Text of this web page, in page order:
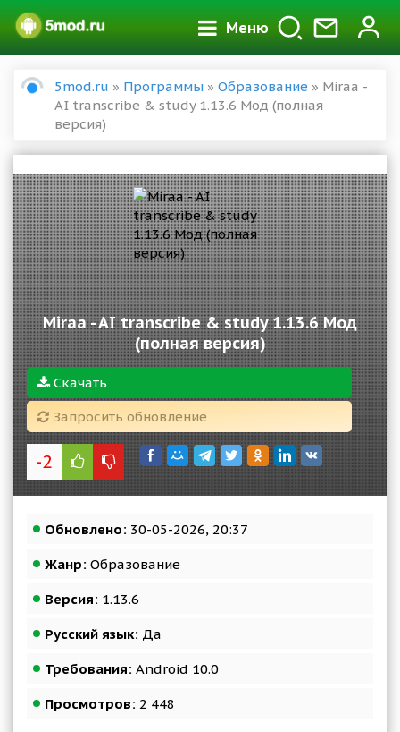
Меню
5mod.ru » Программы » Образование » Miraa -
AI transcribe & study 1.13.6 Мод (полная
версия)
Miraa - AI transcribe & study 1.13.6 Мод
(полная версия)
Скачать
Запросить обновление
-2
Обновлено: 30-05-2026, 20:37
Жанр: Образование
Версия: 1.13.6
Русский язык: Да
Требования: Android 10.0
Просмотров: 2 448